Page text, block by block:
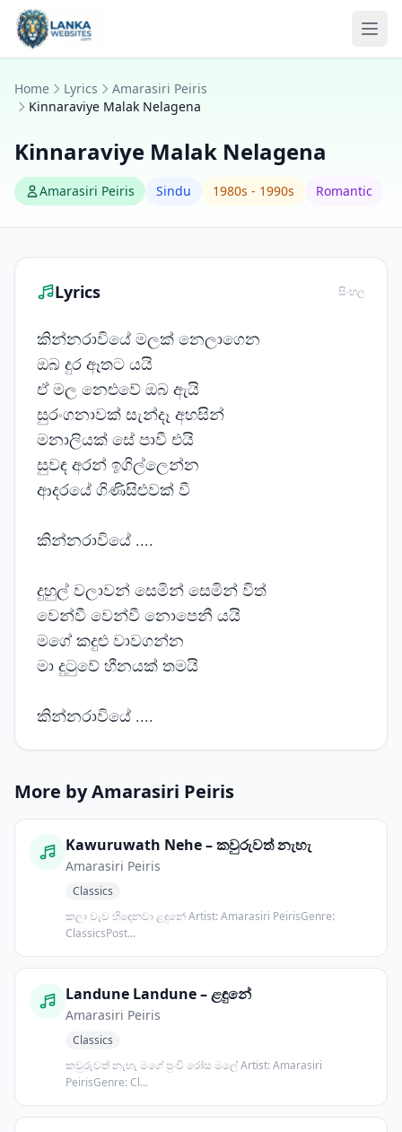
Skip to content
Home Lyrics
Amarasiri Peiris
Kinnaraviye Malak Nelagena
Kinnaraviye Malak Nelagena
Amarasiri Peiris Sindu 1980s - 1990s Romantic
Lyrics සිංහල
කින්නරාවියේ මලක් නෙලාගෙන
ඔබ දුර ඈතට යයි
ඒ මල නෙළුවේ ඔබ ඇයි
සුරංගනාවක් සැන්දෑ අහසින්
මනාලියක් සේ පාවී එයි
සුවඳ අරන් ඉගිල්ලෙන්න
ආදරයේ ගිණිසිළුවක් වී
කින්නරාවියේ ....
දුහුල් වලාවන් සෙමින් සෙමින් විත්
වෙන්වී වෙන්වී නොපෙනී යයි
මගේ කදුළු වාවගන්න
මා දුටුවේ හීනයක් තමයි
කින්නරාවියේ ....
More by Amarasiri Peiris
Kawuruwath Nehe – කවුරුවත් නැහැ
Amarasiri Peiris
Classics
කලා වැව හිඳෙනවා ළඳුනේ Artist: Amarasiri PeirisGenre:
ClassicsPost...
Landune Landune – ළඳුනේ
Amarasiri Peiris
Classics
කවුරුවත් නැහැ මගේ පුංචි රෝස මලේ Artist: Amarasiri
PeirisGenre: Cl...